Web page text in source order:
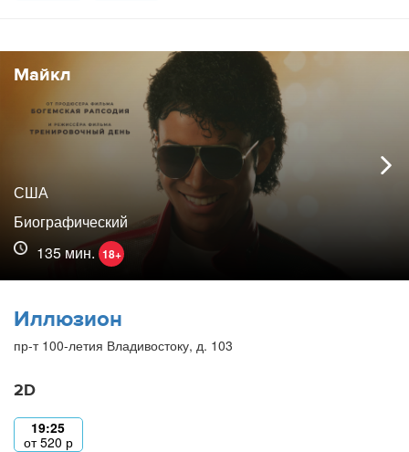
Майкл
США
Биографический
135 мин. 18+
Иллюзион
пр-т 100-летия Владивостоку, д. 103
2D
19:25
от520 р